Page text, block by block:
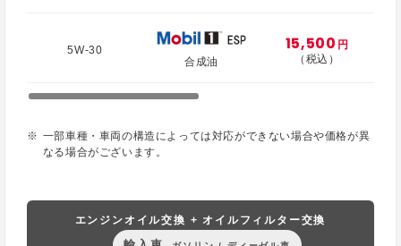
5W-30
合成油
15,500 円
（税込）
一部車種・車両の構造によっては対応ができない場合や価格が異
なる場合がございます。
エンジンオイル交換 + オイルフィルター交換